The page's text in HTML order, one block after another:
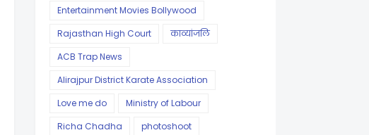
Entertainment Movies Bollywood
Rajasthan High Court
काव्यांजलि
ACB Trap News
Alirajpur District Karate Association
Love me do
Ministry of Labour
Richa Chadha
photoshoot